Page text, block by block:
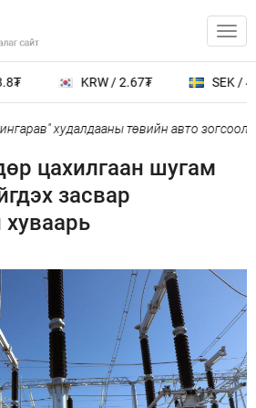
KRW / 2.67₮ SEK /
худалдааны төвийн авто зогсоолыг
цахилгаан шугам
засвар
хуваарь